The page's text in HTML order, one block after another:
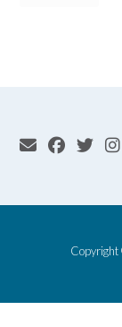
Copyright